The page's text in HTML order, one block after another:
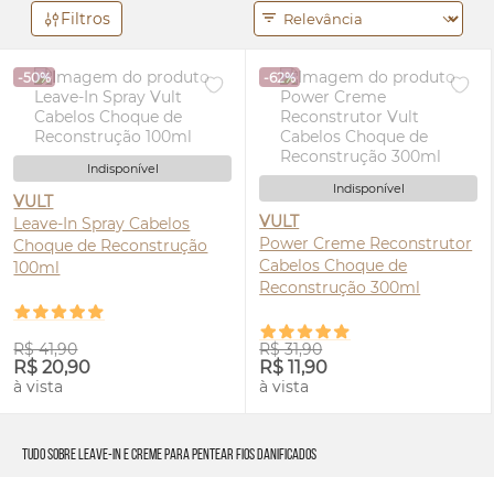
Filtros
-50%
Indisponível
VULT
Leave-In Spray Cabelos
Choque de Reconstrução
100ml
R$ 41,90
R$ 20,90
à vista
-62%
Indisponível
VULT
Power Creme Reconstrutor
Cabelos Choque de
Reconstrução 300ml
R$ 31,90
R$ 11,90
à vista
Tudo Sobre Leave-in e Creme para Pentear Fios Danificados